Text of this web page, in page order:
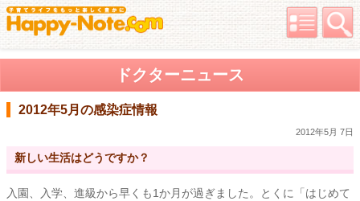
ドクターニュース
2012年5月の感染症情報
2012年5月 7日
新しい生活はどうですか？
入園、入学、進級から早くも1か月が過ぎました。とくに「はじめて